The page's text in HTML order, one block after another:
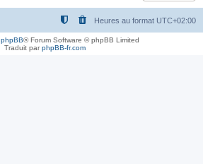
Heures au format UTC+02:00
phpBB® Forum Software © phpBB Limited
Traduit parphpBB-fr.com